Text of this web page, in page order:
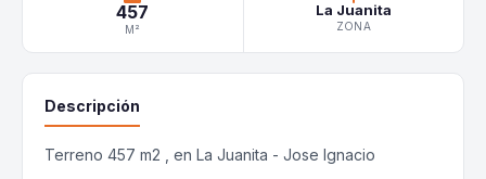
457
M²
La Juanita
ZONA
Descripción
Terreno 457 m2 , en La Juanita - Jose Ignacio